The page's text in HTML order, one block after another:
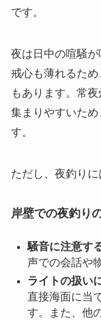
です。
夜は日中の喧騒
戒心も薄れるた
もあります。常
集まりやすいた
す。
ただし、夜釣りに
岸壁での夜釣り
騒音に注意す
声での会話や
ライトの扱い
直接海面に当
す。また、他